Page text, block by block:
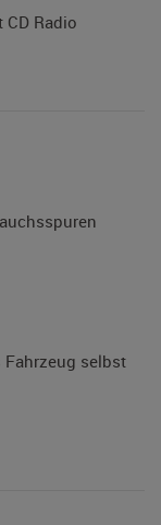
Radio
Fahrzeug selbst